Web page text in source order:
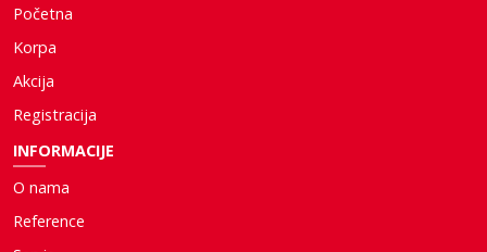
Početna
Korpa
Akcija
Registracija
INFORMACIJE
O nama
Reference